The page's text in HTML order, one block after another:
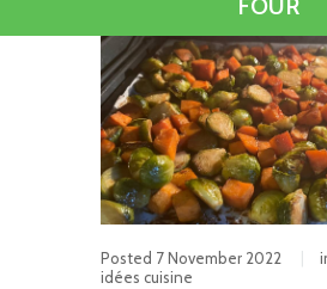
FOUR
Posted 7 November 2022
idées cuisine